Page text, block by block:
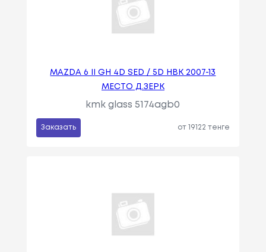
MAZDA 6 II GH 4D SED / 5D HBK 2007-13
МЕСТО Д.ЗЕРК
kmk glass 5174agb0
Заказать от 19122 тенге